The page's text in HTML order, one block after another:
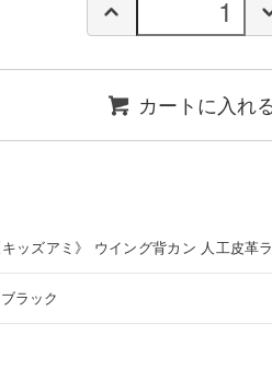
カートに入れ
ッズアミ》 ウイング背カン 人工皮革
ラック